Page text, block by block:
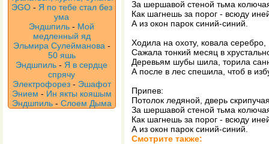
ЭGO - Я по тебе стал без
ума
Эндшпиль - Мой
медленный яд
Эльмира Сулейманова -
50 яшь
Эндшпиль - Я в сердце
спрячу
Электрофорез - Эшафот
Энием - Ин якты кояшым
Эндшпиль - Слоем Дыма
За шершавой стеной тьма
Как шагнешь за порог - всюду
А из окон парок синий-синий.
Ходила на охоту, ковала серебро,
Сажала тонкий месяц в
Деревьям шубы шила, торила
А после в лес спешила, чтоб в
Припев:
Потолок ледяной, дверь
За шершавой стеной тьма
Как шагнешь за порог - всюду
А из окон парок синий-синий.
Смотрите также: